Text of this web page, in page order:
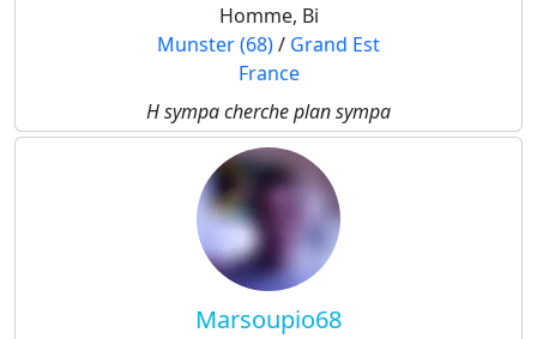
Homme, Bi
Munster (68)/ Grand Est
France
H sympa cherche plan sympa
Marsoupio68